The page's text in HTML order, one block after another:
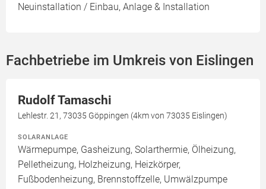
Neuinstallation / Einbau, Anlage & Installation
Fachbetriebe im Umkreis von Eislingen
Rudolf Tamaschi
Lehlestr. 21, 73035 Göppingen (4km von 73035 Eislingen)
SOLARANLAGE
Wärmepumpe, Gasheizung, Solarthermie, Ölheizung,
Pelletheizung, Holzheizung, Heizkörper,
Fußbodenheizung, Brennstoffzelle, Umwälzpumpe